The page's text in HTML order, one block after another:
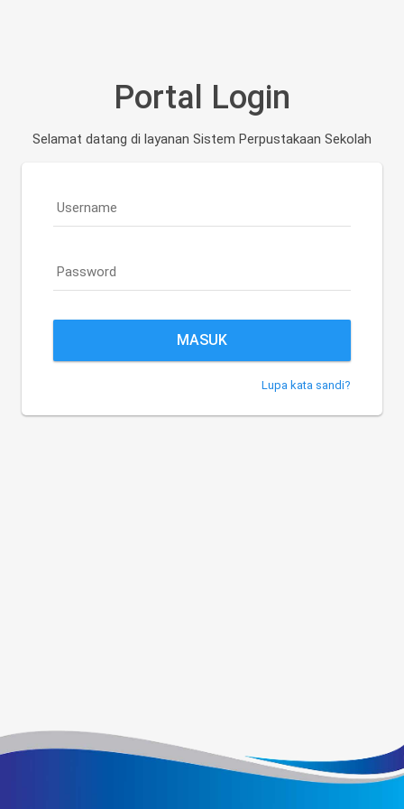
Portal Login
Selamat datang di layanan Sistem Perpustakaan Sekolah
Username
Password
Lupa kata sandi?